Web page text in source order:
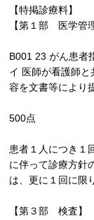
【特掲診療料】
【第１部 医学管
B001 23 がん患者
イ 医師が看護師
容を文書等により
500点
患者１人につき１
に伴って診療方針
は、更に１回に限
【第３部 検査】